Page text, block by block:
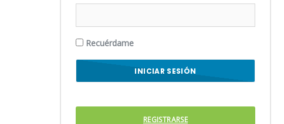
Recuérdame
REGISTRARSE